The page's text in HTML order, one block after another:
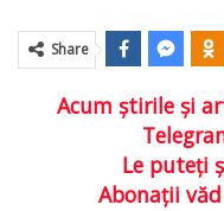
Share
Acum ştirile şi
Le puteţi
Abonaţii văd